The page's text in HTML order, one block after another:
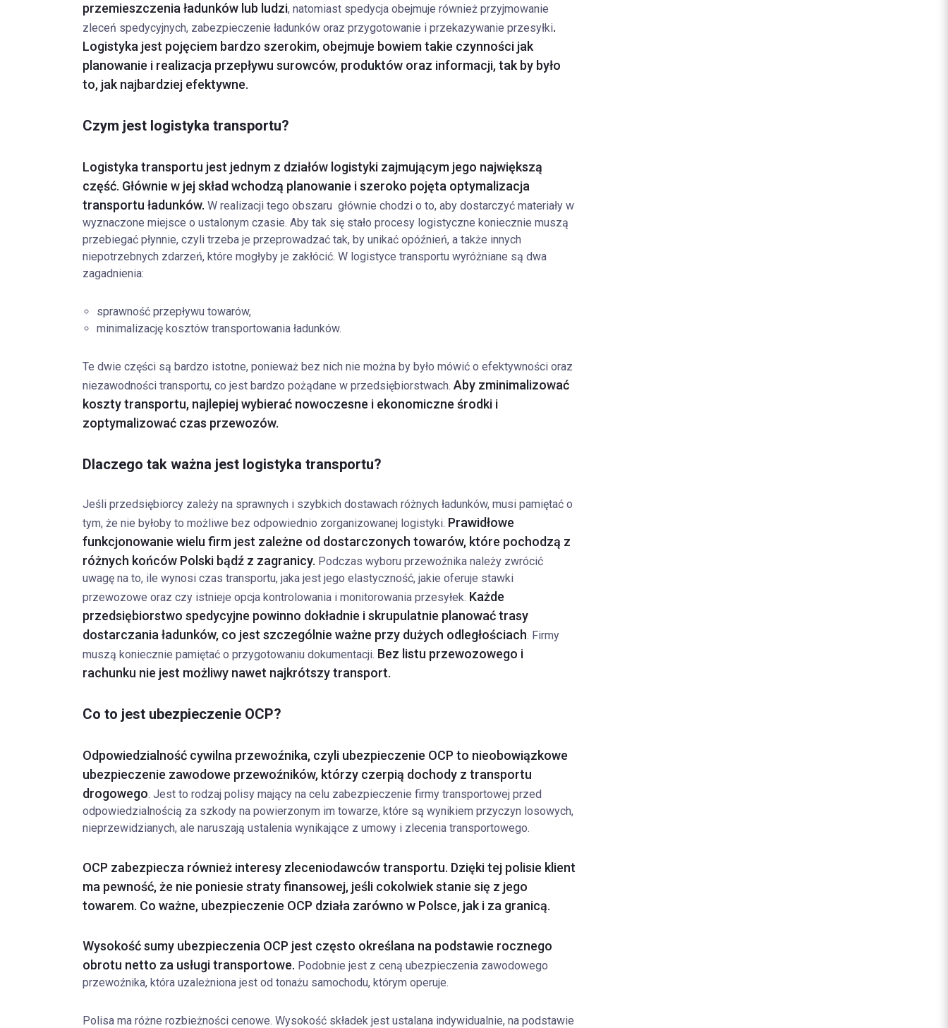
przemieszczenia ładunków lub ludzi, natomiast spedycja obejmuje również przyjmowanie
zleceń spedycyjnych, zabezpieczenie ładunków oraz przygotowanie i przekazywanie przesyłki.
Logistyka jest pojęciem bardzo szerokim, obejmuje bowiem takie czynności jak
planowanie i realizacja przepływu surowców, produktów oraz informacji, tak by było
to, jak najbardziej efektywne.
Czym jest logistyka transportu?
Logistyka transportu jest jednym z działów logistyki zajmującym jego największą
część. Głównie w jej skład wchodzą planowanie i szeroko pojęta optymalizacja
transportu ładunków. W realizacji tego obszaru głównie chodzi o to, aby dostarczyć materiały w
wyznaczone miejsce o ustalonym czasie. Aby tak się stało procesy logistyczne koniecznie muszą
przebiegać płynnie, czyli trzeba je przeprowadzać tak, by unikać opóźnień, a także innych
niepotrzebnych zdarzeń, które mogłyby je zakłócić. W logistyce transportu wyróżniane są dwa
zagadnienia:
sprawność przepływu towarów,
minimalizację kosztów transportowania ładunków.
Te dwie części są bardzo istotne, ponieważ bez nich nie można by było mówić o efektywności oraz
niezawodności transportu, co jest bardzo pożądane w przedsiębiorstwach. Aby zminimalizować
koszty transportu, najlepiej wybierać nowoczesne i ekonomiczne środki i
zoptymalizować czas przewozów.
Dlaczego tak ważna jest logistyka transportu?
Jeśli przedsiębiorcy zależy na sprawnych i szybkich dostawach różnych ładunków, musi pamiętać o
tym, że nie byłoby to możliwe bez odpowiednio zorganizowanej logistyki. Prawidłowe
funkcjonowanie wielu firm jest zależne od dostarczonych towarów, które pochodzą z
różnych końców Polski bądź z zagranicy. Podczas wyboru przewoźnika należy zwrócić
uwagę na to, ile wynosi czas transportu, jaka jest jego elastyczność, jakie oferuje stawki
przewozowe oraz czy istnieje opcja kontrolowania i monitorowania przesyłek. Każde
przedsiębiorstwo spedycyjne powinno dokładnie i skrupulatnie planować trasy
dostarczania ładunków, co jest szczególnie ważne przy dużych odległościach. Firmy
muszą koniecznie pamiętać o przygotowaniu dokumentacji. Bez listu przewozowego i
rachunku nie jest możliwy nawet najkrótszy transport.
Co to jest ubezpieczenie OCP?
Odpowiedzialność cywilna przewoźnika, czyli ubezpieczenie OCP to nieobowiązkowe
ubezpieczenie zawodowe przewoźników, którzy czerpią dochody z transportu
drogowego. Jest to rodzaj polisy mający na celu zabezpieczenie firmy transportowej przed
odpowiedzialnością za szkody na powierzonym im towarze, które są wynikiem przyczyn losowych,
nieprzewidzianych, ale naruszają ustalenia wynikające z umowy i zlecenia transportowego.
OCP zabezpiecza również interesy zleceniodawców transportu. Dzięki tej polisie klient
ma pewność, że nie poniesie straty finansowej, jeśli cokolwiek stanie się z jego
towarem. Co ważne, ubezpieczenie OCP działa zarówno w Polsce, jak i za granicą.
Wysokość sumy ubezpieczenia OCP jest często określana na podstawie rocznego
obrotu netto za usługi transportowe. Podobnie jest z ceną ubezpieczenia zawodowego
przewoźnika, która uzależniona jest od tonażu samochodu, którym operuje.
Polisa ma różne rozbieżności cenowe. Wysokość składek jest ustalana indywidualnie, na podstawie